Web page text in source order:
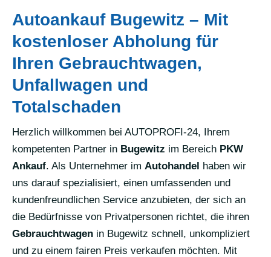
Autoankauf Bugewitz – Mit
kostenloser Abholung für
Ihren Gebrauchtwagen,
Unfallwagen und
Totalschaden
Herzlich willkommen bei AUTOPROFI-24, Ihrem
kompetenten Partner in Bugewitz im Bereich PKW
Ankauf. Als Unternehmer im Autohandel haben wir
uns darauf spezialisiert, einen umfassenden und
kundenfreundlichen Service anzubieten, der sich an
die Bedürfnisse von Privatpersonen richtet, die ihren
Gebrauchtwagen in Bugewitz schnell, unkompliziert
und zu einem fairen Preis verkaufen möchten. Mit